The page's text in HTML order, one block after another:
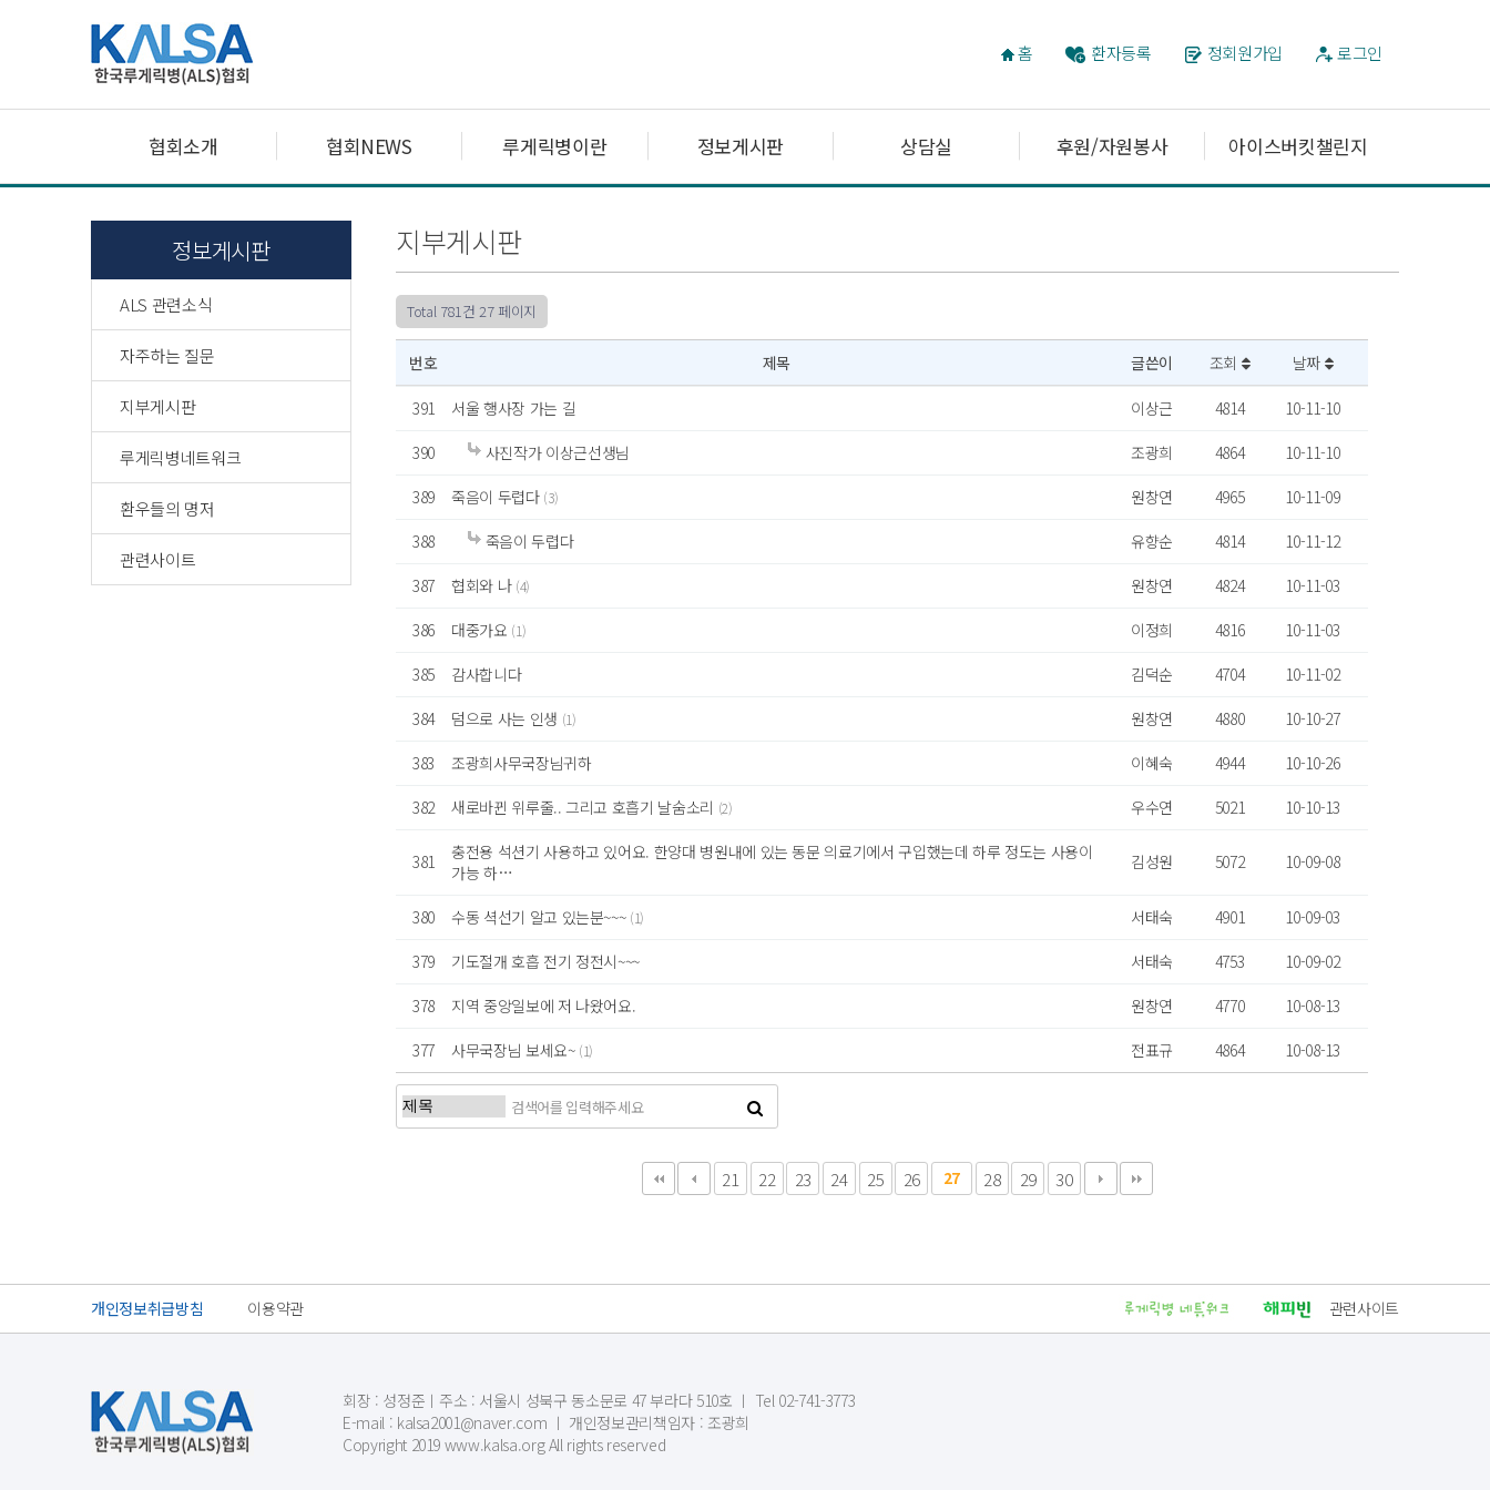
홈 환자등록 정회원가입 로그인
협회소개 협회NEWS 루게릭병이란 정보게시판 상담실 후원/자원봉사 아이스버킷챌린지
정보게시판
ALS 관련소식
자주하는 질문
지부게시판
루게릭병네트워크
환우들의 명저
관련사이트
지부게시판
Total 781건 27 페이지
번호 제목 글쓴이 조회 날짜
391 서울 행사장 가는 길 이상근 4814
10-11-10
390
사진작가 이상근선생님 조광희 4864
10-11-10
389
죽음이 두렵다 (3) 원창연 4965
10-11-09
388
죽음이 두렵다 유향순 4814
10-11-12
387
협회와 나 (4) 원창연 4824
10-11-03
386
대중가요 (1) 이정희 4816
10-11-03
385
감사합니다 김덕순 4704
10-11-02
384
덤으로 사는 인생 (1) 원창연 4880
10-10-27
383
조광희사무국장님귀하 이혜숙 4944
10-10-26
382
새로바뀐 위루줄.. 그리고 호흡기 날숨소리 (2) 우수연 5021 10-10-13
381
충전용 석션기 사용하고 있어요. 한양대 병원내에 있는 동문 의료기에서 구입했는데 하루 정도는 사용이
가능 하…
김성원 5072 10-09-08
380 수동 셕선기 알고 있는분~~~ (1) 서태숙 4901
10-09-03
379
기도절개 호흡 전기 정전시~~~ 서태숙 4753
10-09-02
378
지역 중앙일보에 저 나왔어요. 원창연 4770
10-08-13
377
사무국장님 보세요~ (1) 전표규 4864 10-08-13
21 22 23 24 25 26 27 28 29 30
개인정보취급방침 이용약관 관련사이트
회장 : 성정준ㅣ주소 : 서울시 성북구 동소문로 47 부라다 510호 ㅣ Tel 02-741-3773
E-mail : kalsa2001@naver.com ㅣ 개인정보관리책임자 : 조광희
Copyright 2019 www.kalsa.org All rights reserved